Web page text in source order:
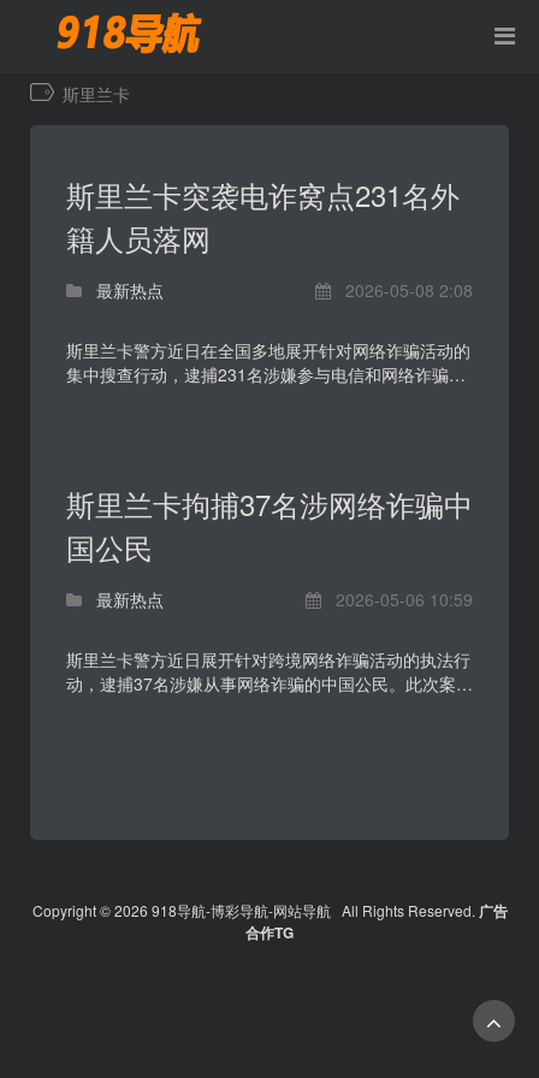
斯里兰卡
斯里兰卡突袭电诈窝点231名外
籍人员落网
最新热点 2026-05-08 2:08
斯里兰卡警方近日在全国多地展开针对网络诈骗活动的
集中搜查行动，逮捕231名涉嫌参与电信和网络诈骗的
斯里兰卡拘捕37名涉网络诈骗中
国公民
最新热点 2026-05-06 10:59
斯里兰卡警方近日展开针对跨境网络诈骗活动的执法行
动，逮捕37名涉嫌从事网络诈骗的中国公民。此次案件
Copyright © 2026 918导航-博彩导航-网站导航 All Rights Reserved. 广告
合作TG